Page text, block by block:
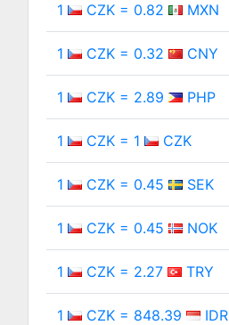
1 CZK = 0.82 MXN
1 CZK = 0.32 CNY
1 CZK = 2.89 PHP
1 CZK = 1 CZK
1 CZK = 0.45 SEK
1 CZK = 0.45 NOK
1 CZK = 2.27 TRY
1 CZK = 848.39 IDR